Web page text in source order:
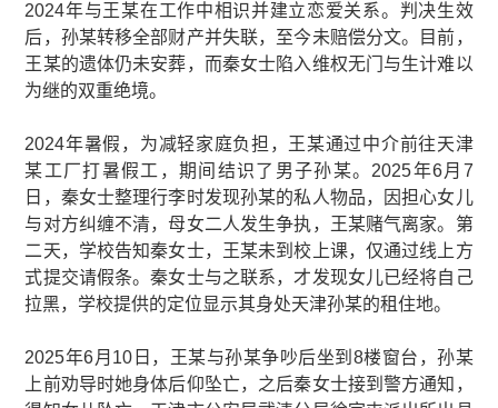
2024年与王某在工作中相识并建立恋爱关系。判决生效
后，孙某转移全部财产并失联，至今未赔偿分文。目前，
王某的遗体仍未安葬，而秦女士陷入维权无门与生计难以
为继的双重绝境。
2024年暑假，为减轻家庭负担，王某通过中介前往天津
某工厂打暑假工，期间结识了男子孙某。2025年6月7
日，秦女士整理行李时发现孙某的私人物品，因担心女儿
与对方纠缠不清，母女二人发生争执，王某赌气离家。第
二天，学校告知秦女士，王某未到校上课，仅通过线上方
式提交请假条。秦女士与之联系，才发现女儿已经将自己
拉黑，学校提供的定位显示其身处天津孙某的租住地。
2025年6月10日，王某与孙某争吵后坐到8楼窗台，孙某
上前劝导时她身体后仰坠亡，之后秦女士接到警方通知，